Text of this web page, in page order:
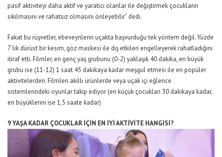
pasif aktiviteyi daha aktif ve yaratıcı olanlar ile değiştirmek çocukların
sıkılmasını ve rahatsız olmasını önleyebilir” dedi.
Fakat bu rüşvetler, ebeveynlerin uçakta başvurduğu tek yöntem değil. Yüzde
7’lik dürüst bir kesim, göz maskesi ile dış etkileri engelleyerek rahatladığını
itiraf etti. Filmler, en genç yaş grubunu (0-2) yaklaşık 40 dakika, en büyük
grubu ise (11-12) 1 saat 45 dakikaya kadar meşgul etmesi ile en popüler
aktivitelerden. Filmleri akıllı ürünlerde veya uçak içi eğlence
sistemlerindeki oyunlar takip ediyor (en küçük çocukları 30 dakikaya kadar,
en büyüklerini ise 1,5 saate kadar)
9 YAŞA KADAR ÇOCUKLAR İÇİN EN İYİ AKTİVİTE HANGİSİ?